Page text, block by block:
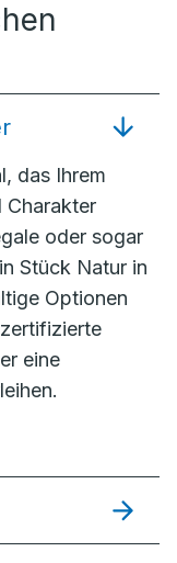
das Ihrem
Charakter
oder sogar
Stück Natur in
Optionen
eine